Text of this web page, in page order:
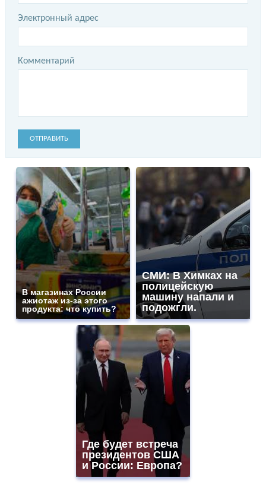
Электронный адрес
Комментарий
ОТПРАВИТЬ
В магазинах России
ажиотаж из-за этого
продукта: что купить?
СМИ: В Химках на
полицейскую
машину напали и
подожгли.
Где будет встреча
президентов США
и России: Европа?